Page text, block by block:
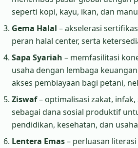
seperti kopi, kayu, ikan, dan
Gema Halal – akselerasi
peran halal center, serta
Sapa Syariah – memfasilitasi
usaha dengan lembaga
akses pembiayaan bagi petani,
Ziswaf– optimalisasi zakat,
sebagai dana sosial produktif
pendidikan, kesehatan, dan
Lentera Emas– perluasan